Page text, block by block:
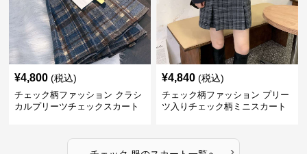
¥4,800 (税込)
チェック柄ファッション クラシ
カルプリーツチェックスカート
¥4,840 (税込)
チェック柄ファッション プリー
ツ入りチェック柄ミニスカート
›